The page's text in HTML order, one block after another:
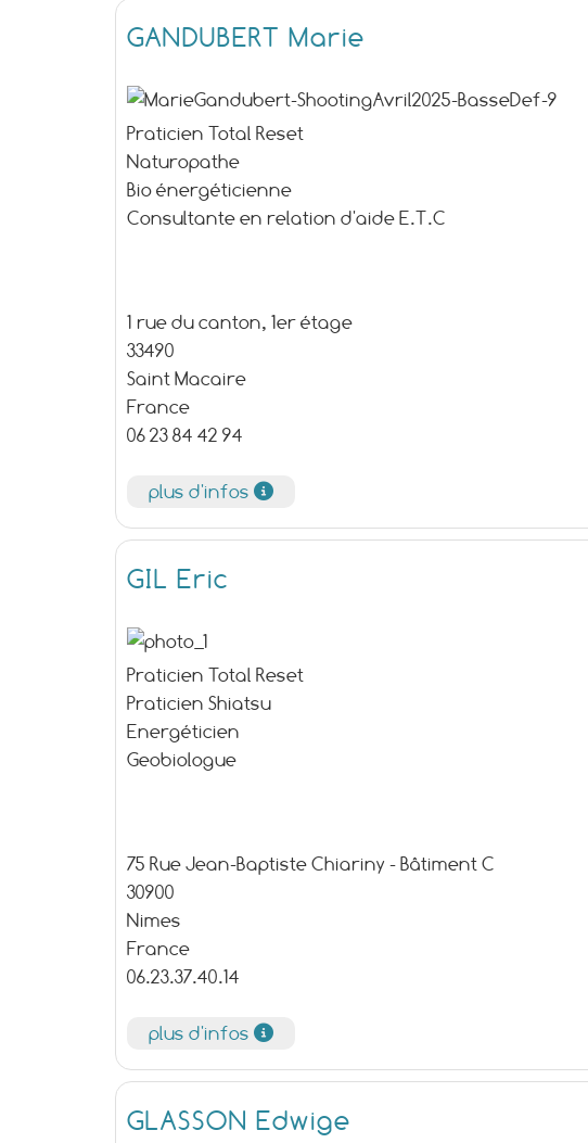
GANDUBERT Marie
Praticien Total Reset
Naturopathe
Bio énergéticienne
Consultante en relation d'aide E.T.C
1 rue du canton, 1er étage
33490
Saint Macaire
France
06 23 84 42 94
plus d'infos
GIL Eric
Praticien Total Reset
Praticien Shiatsu
Energéticien
Geobiologue
75 Rue Jean-Baptiste Chiariny - Bâtiment C
30900
Nimes
France
06.23.37.40.14
plus d'infos
GLASSON Edwige